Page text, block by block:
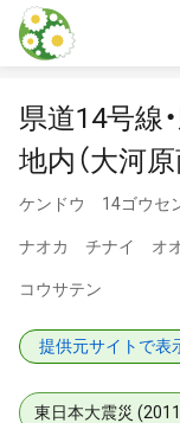
本文に飛ぶ
県道14号線
地内（大河
ケンドウ 14ゴウ
ナオカ チナイ オ
コウサテン
提供元サイトで表
東日本大震災